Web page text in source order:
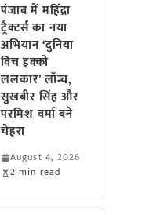
पंजाब में महिंद्रा
ट्रैक्टर्स का नया
अभियान ‘दुनिया
विच इक्को
ललकार’ लॉन्च,
सुखबीर सिंह और
परमिश वर्मा बने
चेहरा
August 4, 2026
2 min read